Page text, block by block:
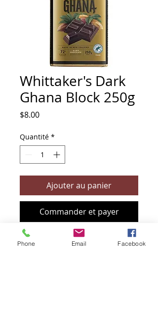
Whittaker's Dark
Ghana Block 250g
$8.00Prix
Quantité *
Ajouter au panier
Commander et payer
Phone Email Facebook